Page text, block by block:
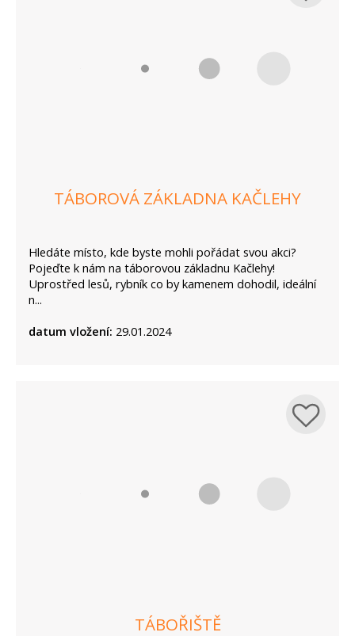
TÁBOROVÁ ZÁKLADNA KAČLEHY
Hledáte místo, kde byste mohli pořádat svou akci?
Pojeďte k nám na táborovou základnu Kačlehy!
Uprostřed lesů, rybník co by kamenem dohodil, ideální
n...
datum vložení: 29.01.2024
TÁBOŘIŠTĚ